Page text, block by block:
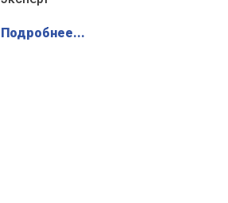
Подробнее...